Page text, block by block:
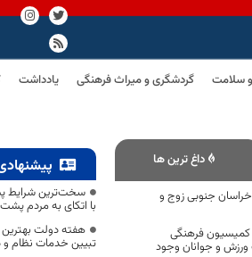
سلامت گردشگری و میراث فرهنگی یادداشت
داغ ترین ها
جنوبی زوج و
کمیسیون فرهنگی
و جوانان وجود
سخت‌ترین شرایط
با اتکای به مردم
هفته دولت
تبیین خدمات نظام